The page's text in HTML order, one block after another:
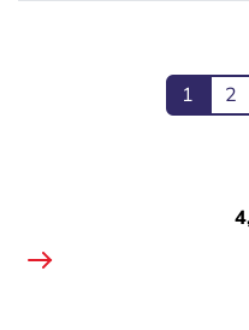
Нумерация 1 2